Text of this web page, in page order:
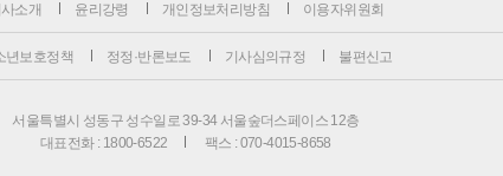
소개 윤리강령 개인정보처리방침 이용자위원회
년보호정책 정정·반론보도 기사심의규정 불편신고
서울특별시 성동구 성수일로 39-34 서울숲더스페이스 12층
대표전화 : 1800-6522
팩스 : 070-4015-8658